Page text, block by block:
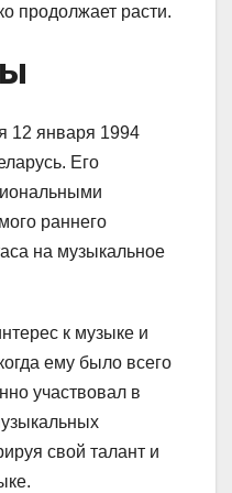
продолжает расти.
12 января 1994
Его
раннего
на музыкальное
к музыке и
ему было всего
участвовал в
свой талант и